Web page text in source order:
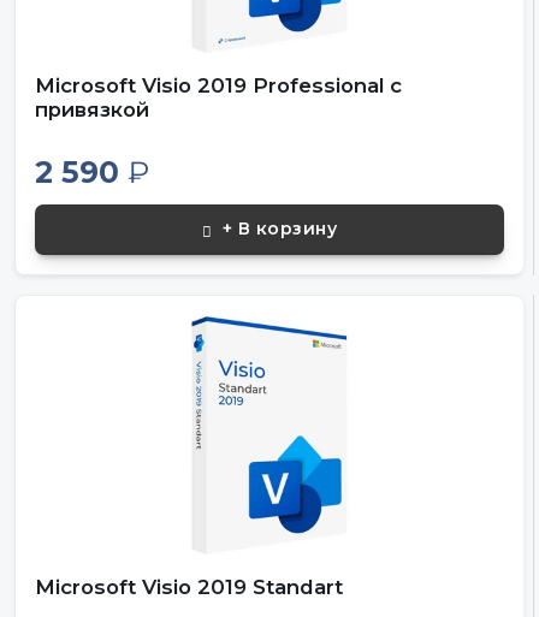
Microsoft Visio 2019 Professional с
привязкой
2 590 ₽
+ В корзину
Microsoft Visio 2019 Standart